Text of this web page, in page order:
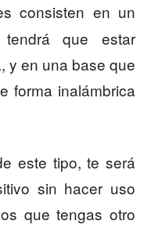
consisten en un
que estar
y en una base que
forma inalámbrica
este tipo, te será
sin hacer uso
que tengas otro